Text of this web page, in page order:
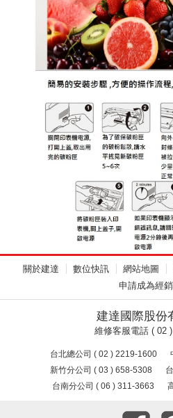
關於建達 數位快訊 網站地圖
申請成為經
建達國際股份
維修客服電話 ( 02
台北總公司 ( 02 ) 2219-1600
新竹分公司 ( 03 ) 658-5308
台南分公司 ( 06 ) 311-3663